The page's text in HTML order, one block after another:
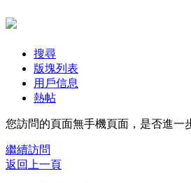
搜尋
版塊列表
用戶信息
熱帖
您訪問的頁面無手機頁面，是否進一
繼續訪問
返回上一頁